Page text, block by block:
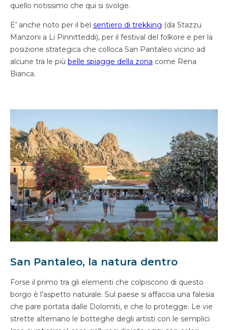
quello notissimo che qui si svolge.
E’ anche noto per il bel sentiero di trekking (da Stazzu
Manzoni a Li Pinnitteddi), per il festival del folkore e per la
posizione strategica che colloca San Pantaleo vicino ad
alcune tra le più belle spiagge della zona come Rena
Bianca.
San Pantaleo, la natura dentro
Forse il primo tra gli elementi che colpiscono di questo
borgo è l’aspetto naturale. Sul paese si affaccia una falesia
che pare portata dalle Dolomiti, e che lo protegge. Le vie
strette alternano le botteghe degli artisti con le semplici